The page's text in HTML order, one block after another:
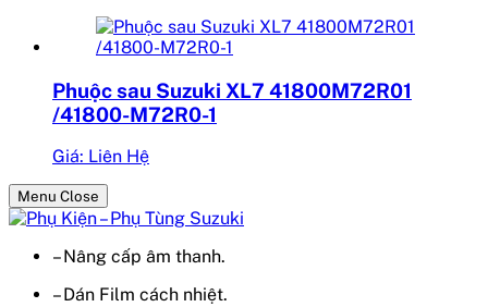
Phuộc sau Suzuki XL7 41800M72R01
/41800-M72R0-1
Giá: Liên Hệ
Menu Close
– Nâng cấp âm thanh.
– Dán Film cách nhiệt.